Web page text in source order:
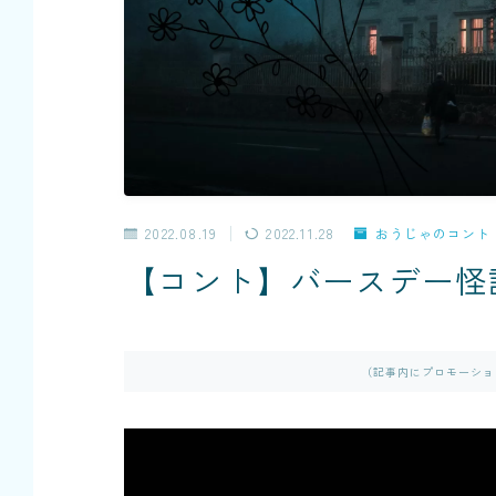
2022.08.19 2022.11.28 おうじゃのコント
【コント】バースデー
（記事内にプロモーシ